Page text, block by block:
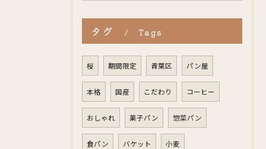
タグ Tags
桜 期間限定 青葉区 パン屋
本格 国産 こだわり コーヒー
おしゃれ 菓子パン 惣菜パン
食パン バケット 小麦